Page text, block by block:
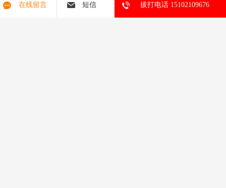
毒性小。芳香烃蒸汽对人有毒害作用，芳香烃主要呼吸道吸入或经
在线留言 短信 拔打电话 15102109676